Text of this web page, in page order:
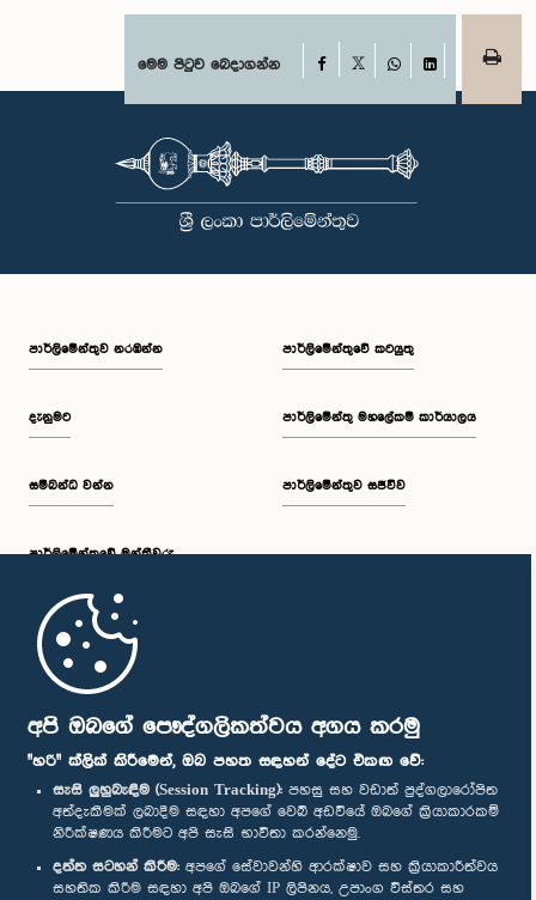
අපි ඔබගේ පෞද්ගලිකත්වය අගය කරමු
"හරි" ක්ලික් කිරීමෙන්, ඔබ පහත සඳහන් දේට එකඟ වේ:
සැසි ලුහුබැඳීම (Session Tracking): පහසු සහ වඩාත් පුද්ගලාරෝපිත
අත්දැකීමක් ලබාදීම සඳහා අපගේ වෙබ් අඩවියේ ඔබගේ ක්‍රියාකාරකම්
නිරීක්ෂණය කිරීමට අපි සැසි භාවිතා කරන්නෙමු.
දත්ත සටහන් කිරීම: අපගේ සේවාවන්හි ආරක්ෂාව සහ ක්‍රියාකාරීත්වය
සහතික කිරීම සඳහා අපි ඔබගේ IP ලිපිනය, උපාංග විස්තර සහ
මෙම පිටුව බෙදාගන්න Facebook
WhatsAppLinkedIn
පාර්ලි‌මේන්තුව නරඹන්න
දැනුමට
සම්බන්ධ වන්න
පාර්ලි‌මේන්තුවේ මන්ත්‍රීවරු
මුල් පිටුව
පාර්ලිමේන්තුවේ කටයුතු
පාර්ලිමේන්තු මහලේකම් කාර්යාලය
පාර්ලිමේන්තුව සජීවීව
පාර්ලිමේන්තු ජංගම යෙදුම
අප හා සම්බන්ධ වී සිටින්න :